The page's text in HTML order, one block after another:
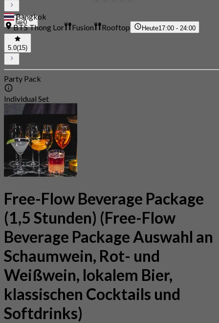
0
Bangkok
BTS Thong Lor
Fusion Rooftop Heute17:00 - 24:00
5.0(15)
Party Pack
Individual Set
Free-Flow Beverage Package
(1,5 Stunden) (Free-Flow
Beverage Package Auswahl an
Schaumwein, Rot- und
Weißwein, lokalem Bier,
klassischen Cocktails und
Softdrinks)